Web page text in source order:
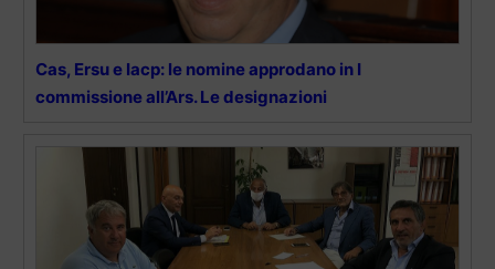
Cas, Ersu e Iacp: le nomine approdano in I
commissione all’Ars. Le designazioni